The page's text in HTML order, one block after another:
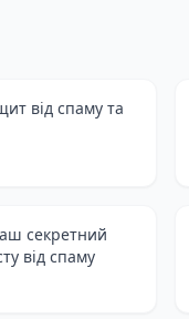
від спаму та
секретний
від спаму